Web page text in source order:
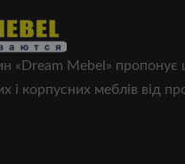
«Dream Mebel» пропонує
і корпусних меблів від